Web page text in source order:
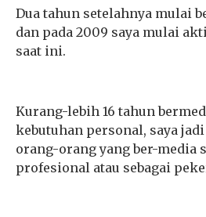
Dua tahun setelahnya mulai
dan pada 2009 saya mulai
saat ini.
Kurang-lebih 16 tahun
kebutuhan personal, saya
orang-orang yang ber-media
profesional atau sebagai